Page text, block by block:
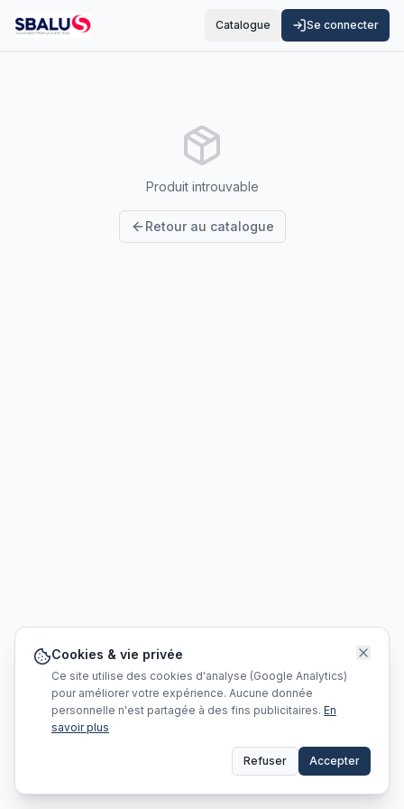
Catalogue Se connecter
Produit introuvable
Retour au catalogue
Cookies & vie privée
Ce site utilise des cookies d'analyse (Google Analytics)
pour améliorer votre expérience. Aucune donnée
personnelle n'est partagée à des fins publicitaires. En
savoir plus
Refuser Accepter